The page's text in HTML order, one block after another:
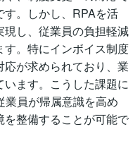
。しかし、RPAを活
し、従業員の負担軽減
。特にインボイス制度
が求められており、業
ます。こうした課題に
業員が帰属意識を高め
整備することが可能で